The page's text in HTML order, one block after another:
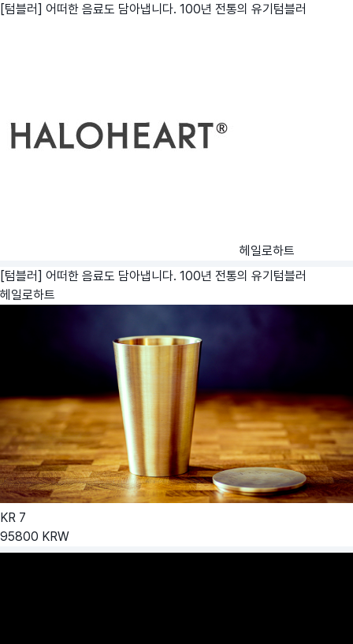
[텀블러] 어떠한 음료도 담아냅니다. 100년 전통의 유기텀블러
헤일로하트
[텀블러] 어떠한 음료도 담아냅니다. 100년 전통의 유기텀블러
헤일로하트
KR 7
95800 KRW